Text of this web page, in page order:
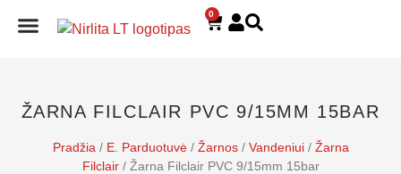
0
ŽARNA FILCLAIR PVC 9/15MM 15BAR
Pradžia / E. Parduotuvė/ Žarnos/ Vandeniui/ Žarna
Filclair/ Žarna Filclair PVC 9/15mm 15bar